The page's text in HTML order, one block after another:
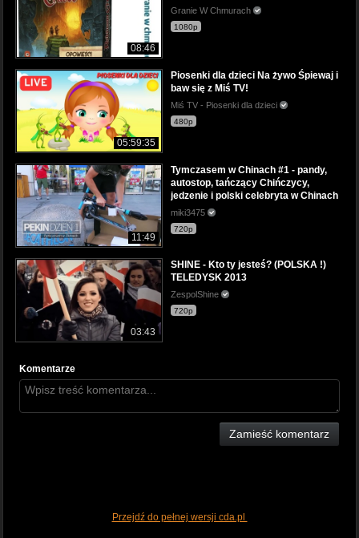
08:46
Granie W Chmurach
1080p
05:59:35
Piosenki dla dzieci Na żywo Śpiewaj i
baw się z Miś TV!
Miś TV - Piosenki dla dzieci
480p
11:49
Tymczasem w Chinach #1 - pandy,
autostop, tańczący Chińczycy,
jedzenie i polski celebryta w Chinach
miki3475
720p
03:43
SHINE - Kto ty jesteś? (POLSKA !)
TELEDYSK 2013
ZespolShine
720p
Komentarze
Zamieść komentarz
Przejdź do pełnej wersji cda.pl